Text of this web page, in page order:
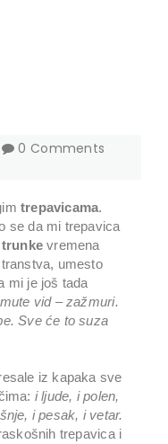
0 Comments
trepavicama.
se da mi trepavica
trunkevremena
umesto
mi je još tada
vid – zažmuri.
Sve će to suza
iz kapaka sve
i ljude, i polen,
i pesak, i vetar.
trepavica i